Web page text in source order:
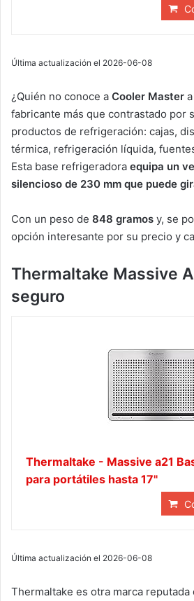
Última actualización el 2026-06-08
¿Quién no conoce a Cooler Master
fabricante más que contrastado por
productos de refrigeración: cajas,
térmica, refrigeración líquida,
Esta base refrigeradora equipa un
silencioso de 230 mm que puede
Con un peso de 848 gramos y, se
opción interesante por su precio y
Thermaltake Massive
seguro
Thermaltake - Massive a21
para portátiles hasta 17"
Última actualización el 2026-06-08
Thermaltake es otra marca